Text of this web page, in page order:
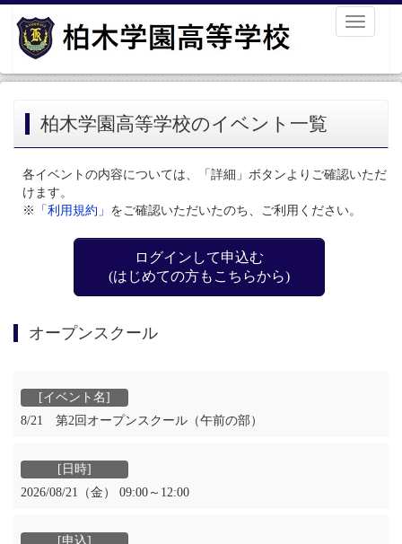
Toggle
柏木学園高等学校のイベント一覧
各イベントの内容については、「詳細」ボタンよりご確認いただ
けます。
※
「利用規約」 をご確認いただいたのち、ご利用ください。
ログインして申込む
(はじめての方もこちらから)
オープンスクール
8/21 第2回オープンスクール（午前の部）
2026/08/21（金） 09:00～12:00